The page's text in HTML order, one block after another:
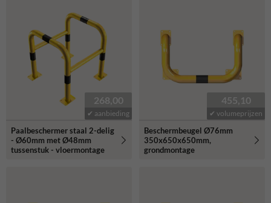
268,00
✔ aanbieding
Paalbeschermer staal 2-delig
- Ø60mm met Ø48mm
tussenstuk - vloermontage
455,10
✔ volumeprijzen
Beschermbeugel Ø76mm
350x650x650mm,
grondmontage